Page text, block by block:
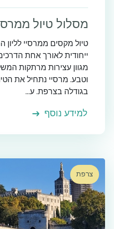
מסלול טיול
טיול מקסים ממרסיי
ייחודית לאורך אחת
מגוון עצירות מרתקות
וטבע. מרסיי נתחיל את
בגודלה בצרפת. ע...
למידע נוסף
צרפת